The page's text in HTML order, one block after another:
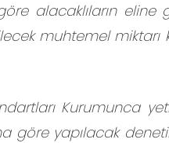
alacaklıların
muhtemel miktarı
Kurumunca
göre yapılacak